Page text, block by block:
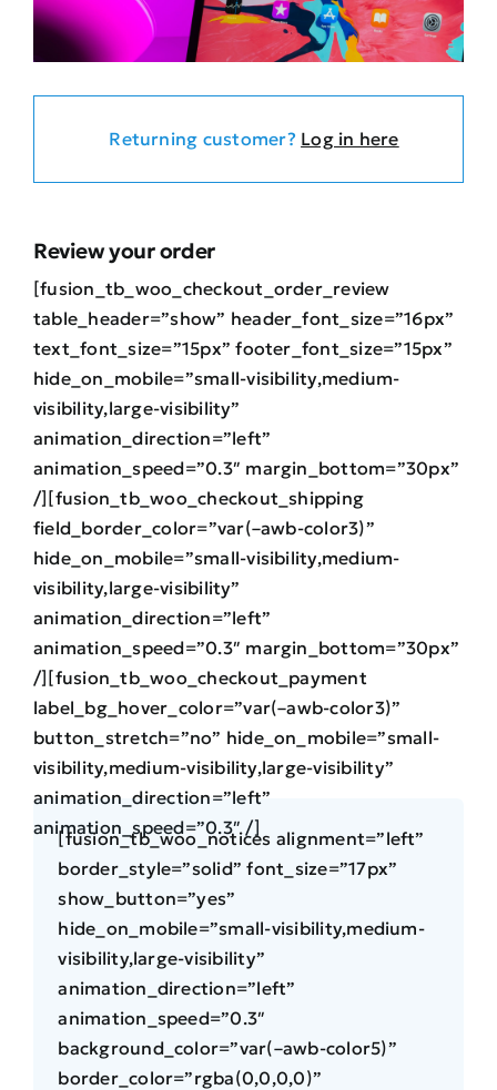
Returning customer? Log in here
Review your order
[fusion_tb_woo_checkout_order_review
table_header=”show” header_font_size=”16px”
text_font_size=”15px” footer_font_size=”15px”
hide_on_mobile=”small-visibility,medium-
visibility,large-visibility”
animation_direction=”left”
animation_speed=”0.3″ margin_bottom=”30px”
/][fusion_tb_woo_checkout_shipping
field_border_color=”var(–awb-color3)”
hide_on_mobile=”small-visibility,medium-
visibility,large-visibility”
animation_direction=”left”
animation_speed=”0.3″ margin_bottom=”30px”
/][fusion_tb_woo_checkout_payment
label_bg_hover_color=”var(–awb-color3)”
button_stretch=”no” hide_on_mobile=”small-
visibility,medium-visibility,large-visibility”
animation_direction=”left”
animation_speed=”0.3″ /]
[fusion_tb_woo_notices alignment=”left”
border_style=”solid” font_size=”17px”
show_button=”yes”
hide_on_mobile=”small-visibility,medium-
visibility,large-visibility”
animation_direction=”left”
animation_speed=”0.3″
background_color=”var(–awb-color5)”
border_color=”rgba(0,0,0,0)”